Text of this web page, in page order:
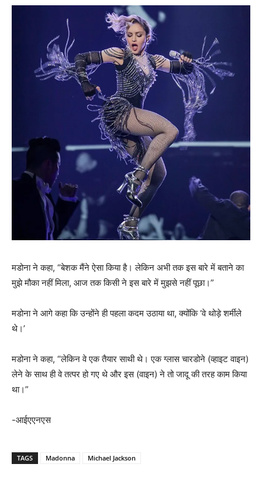
मडोना ने कहा, “बेशक मैंने ऐसा किया है। लेकिन अभी तक इस बारे में बताने का
मुझे मौका नहीं मिला, आज तक किसी ने इस बारे में मुझसे नहीं पूछा।”
मडोना ने आगे कहा कि उन्होंने ही पहला कदम उठाया था, क्योंकि ‘वे थोड़े शर्मीले
थे।’
मडोना ने कहा, “लेकिन वे एक तैयार साथी थे। एक ग्लास चारडोने (व्हाइट वाइन)
लेने के साथ ही वे तत्पर हो गए थे और इस (वाइन) ने तो जादू की तरह काम किया
था।”
-आईएएनएस
TAGS Madonna Michael Jackson